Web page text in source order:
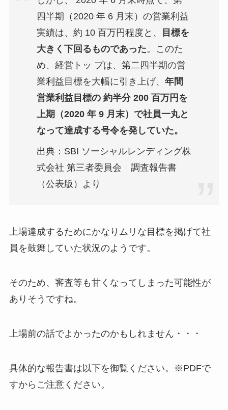
四半期（2020 年 6 月末）の営業利益
実績は、約 10 百万円程度と、
目標を
大きく下回るものであった。このた
め、経営トッ プは、第二四半期の営
業利益目標を大幅に引き上げ、 年間
営業利益目標の 約半分 200 百万円を
上期（2020 年 9 月末）で社員一丸と
なって達成する号令を発していた。
出典：SBI ソーシャルレンディング株
式会社 第三者委員会 調査報告書
（公表版）より
上場達成するためにかなりムリな目標を掲げて社
員を鼓舞していた状況のようです。
そのため、審査等も甘くなってしまった可能性が
ありそうですね。
上場前の話でよかったのかもしれません・・・
具体的な報告書は以下を御覧ください。※PDFで
すからご注意ください。